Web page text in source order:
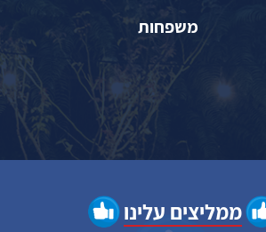
משפחות
ממליצים עלינו